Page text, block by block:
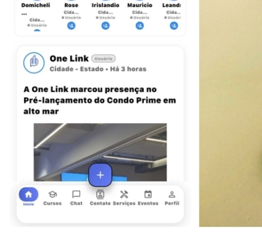
Botafogo